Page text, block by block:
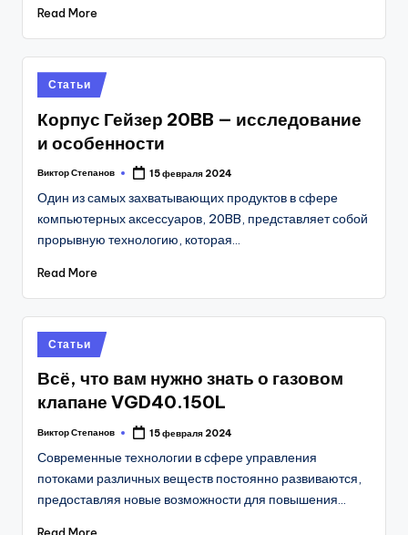
Read More
Posted
in
Статьи
Корпус Гейзер 20BB — исследование
и особенности
Posted
Виктор Степанов 15 февраля 2024
Один из самых захватывающих продуктов в сфере
компьютерных аксессуаров, 20BB, представляет собой
прорывную технологию, которая…
Read More
Posted
in
Статьи
Всё, что вам нужно знать о газовом
клапане VGD40.150L
Posted
Виктор Степанов 15 февраля 2024
Современные технологии в сфере управления
потоками различных веществ постоянно развиваются,
предоставляя новые возможности для повышения…
Read More